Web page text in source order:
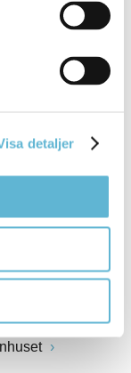
detaljer